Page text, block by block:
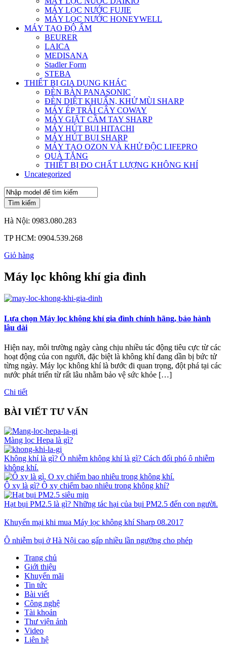
MÁY LỌC NƯỚC FUJIE
MÁY LỌC NƯỚC HONEYWELL
MÁY TẠO ĐỘ ẨM
BEURER
LAICA
MEDISANA
Stadler Form
STEBA
THIẾT BỊ GIA DỤNG KHÁC
ĐÈN BÀN PANASONIC
ĐÈN DIỆT KHUẨN, KHỬ MÙI SHARP
MÁY ÉP TRÁI CÂY COWAY
MÁY GIẶT CẦM TAY SHARP
MÁY HÚT BỤI HITACHI
MÁY HÚT BỤI SHARP
MÁY TẠO OZON VÀ KHỬ ĐỘC LIFEPRO
QUÀ TẶNG
THIẾT BỊ ĐO CHẤT LƯỢNG KHÔNG KHÍ
Uncategorized
Tìm kiếm
Hà Nội: 0983.080.283
TP HCM: 0904.539.268
Giỏ hàng
Máy lọc không khí gia đình
Lựa chọn Máy lọc không khí gia đình chính hãng, bảo hành
lâu dài
Hiện nay, môi trường ngày càng chịu nhiều tác động tiêu cực từ các
hoạt động của con người, đặc biệt là không khí đang dần bị bức tử
từng ngày. Máy lọc không khí là bước đi quan trọng, đột phá tại các
nước phát triển từ rất lâu nhằm bảo vệ sức khỏe […]
Chi tiết
BÀI VIẾT TƯ VẤN
Màng lọc Hepa là gì?
Không khí là gì? Ô nhiễm không khí là gì? Cách đối phó ô nhiễm
không khí.
Ô xy là gì? Ô xy chiếm bao nhiêu trong không khí?
Hạt bụi PM2.5 là gì? Những tác hại của bụi PM2.5 đến con người.
Khuyến mại khi mua Máy lọc không khí Sharp 08.2017
Ô nhiễm bụi ở Hà Nội cao gấp nhiều lần ngưỡng cho phép
Trang chủ
Giới thiệu
Khuyến mãi
Tin tức
Bài viết
Công nghệ
Tài khoản
Thư viện ảnh
Video
Liên hệ